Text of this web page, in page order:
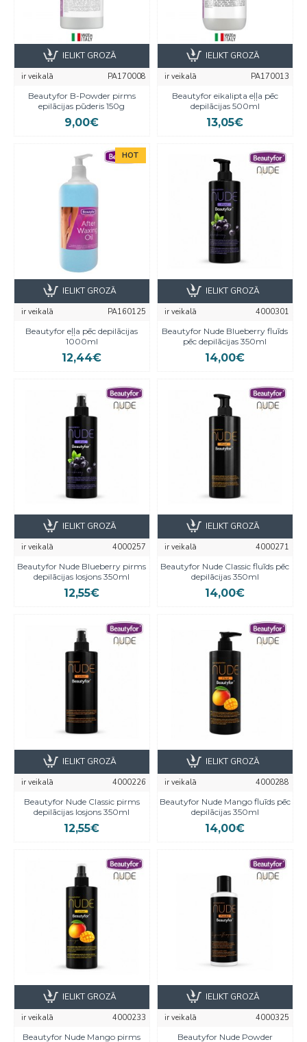
ir veikalā
PA170008
Beautyfor B-Powder pirms
epilācijas pūderis 150g
9,00€
IELIKT GROZĀ
ir veikalā
PA170013
Beautyfor eikalipta eļļa pēc
depilācijas 500ml
13,05€
IELIKT GROZĀ
HOT
ir veikalā
PA160125
Beautyfor eļļa pēc depilācijas
1000ml
12,44€
IELIKT GROZĀ
ir veikalā
4000301
Beautyfor Nude Blueberry fluīds
pēc depilācijas 350ml
14,00€
IELIKT GROZĀ
ir veikalā
4000257
Beautyfor Nude Blueberry pirms
depilācijas losjons 350ml
12,55€
IELIKT GROZĀ
ir veikalā
4000271
Beautyfor Nude Classic fluīds pēc
depilācijas 350ml
14,00€
IELIKT GROZĀ
ir veikalā
4000226
Beautyfor Nude Classic pirms
depilācijas losjons 350ml
12,55€
IELIKT GROZĀ
ir veikalā
4000288
Beautyfor Nude Mango fluīds pēc
depilācijas 350ml
14,00€
IELIKT GROZĀ
ir veikalā
4000233
Beautyfor Nude Mango pirms
IELIKT GROZĀ
ir veikalā
4000325
Beautyfor Nude Powder
IELIKT GROZĀ